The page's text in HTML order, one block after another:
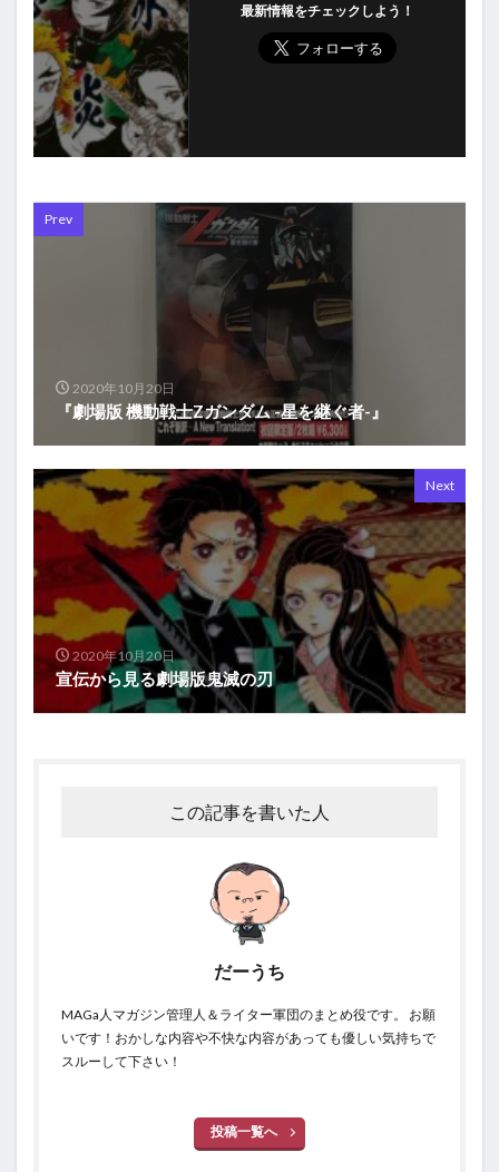
最新情報をチェックしよう！
Prev
2020年10月20日
『劇場版 機動戦士Zガンダム -星を継ぐ者-』
Next
2020年10月20日
宣伝から見る劇場版鬼滅の刃
この記事を書いた人
だーうち
MAGa人マガジン管理人＆ライター軍団のまとめ役です。 お願
いです！おかしな内容や不快な内容があっても優しい気持ちで
スルーして下さい！
投稿一覧へ